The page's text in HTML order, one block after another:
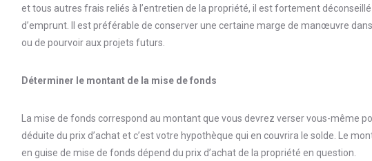
et tous autres frais reliés à l’entretien de la propriété, il est fortement
d’emprunt. Il est préférable de conserver une certaine marge de manœuvre
ou de pourvoir aux projets futurs.
Déterminer le montant de la mise de fonds
La mise de fonds correspond au montant que vous devrez verser vous-même
déduite du prix d’achat et c’est votre hypothèque qui en couvrira le solde. Le
en guise de mise de fonds dépend du prix d’achat de la propriété en question.